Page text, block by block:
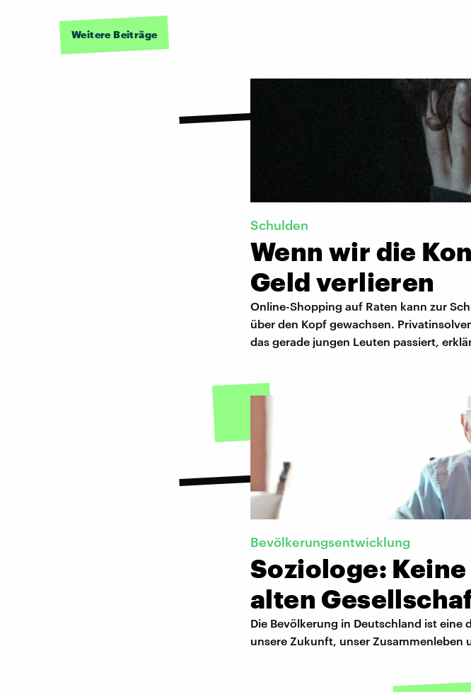
Weitere Beiträge
Schulden
Wenn wir die
Geld verlieren
Online-Shopping auf Raten kann zur
über den Kopf gewachsen.
das gerade jungen Leuten passiert,
Bevölkerungsentwicklung
Soziologe:
alten
Die Bevölkerung in Deutschland ist eine
unsere Zukunft, unser Zusammenleben